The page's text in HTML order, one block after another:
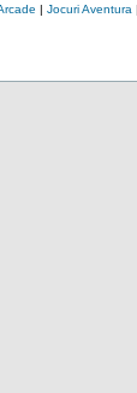
| Jocuri Aventura |